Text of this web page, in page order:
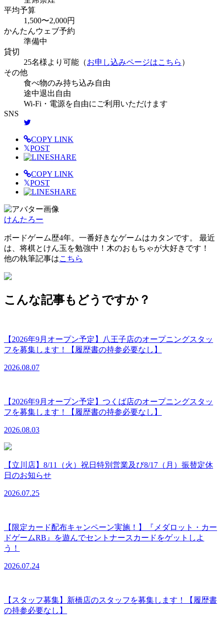
平均予算
1,500〜2,000円
かんたんウェブ予約
準備中
貸切
25名様より可能（お申し込みページはこちら ）
その他
食べ物のみ持ち込み自由
途中退出自由
Wi-Fi・電源を自由にご利用いただけます
SNS
COPY LINK
𝕏POST
SHARE
COPY LINK
𝕏POST
SHARE
けんたろー
ボードゲーム歴4年。一番好きなゲームはカタンです。 最近
は、将棋とけん玉を勉強中！木のおもちゃが大好きです！
他の執筆記事はこちら
こんな記事もどうですか？
【2026年9月オープン予定】八王子店のオープニングスタッ
フを募集します！【履歴書の持参必要なし】
2026.08.07
【2026年9月オープン予定】つくば店のオープニングスタッ
フを募集します！【履歴書の持参必要なし】
2026.08.03
【立川店】8/11（火）祝日特別営業及び8/17（月）振替定休
日のお知らせ
2026.07.25
【限定カード配布キャンペーン実施！】『メダロット・カー
ドゲームRB』を遊んでセントナースカードをゲットしよ
う！
2026.07.24
【スタッフ募集】新橋店のスタッフを募集します！【履歴書
の持参必要なし】